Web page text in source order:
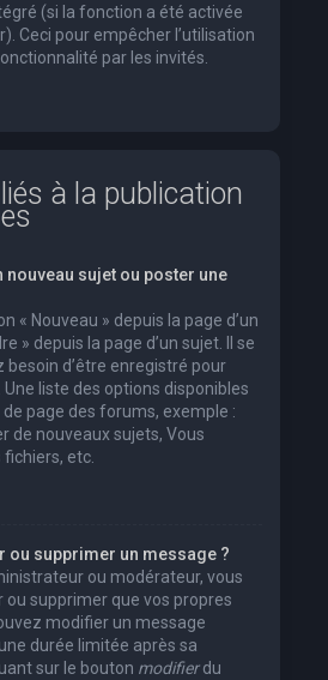
(si la fonction a été activée
Ceci pour empêcher l’utilisation
par les invités.
à la publication
nouveau sujet ou poster une
« Nouveau » depuis la page d’un
» depuis la page d’un sujet. Il se
besoin d’être enregistré pour
liste des options disponibles
page des forums, exemple :
de nouveaux sujets, Vous
fichiers, etc.
ou supprimer un message ?
ou modérateur, vous
ou supprimer que vos propres
modifier un message
durée limitée après sa
sur le bouton modifierdu